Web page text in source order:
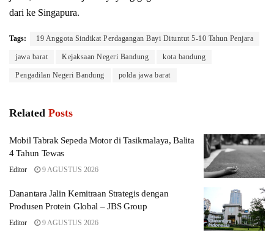
dari ke Singapura.
Tags: 19 Anggota Sindikat Perdagangan Bayi Dituntut 5-10 Tahun Penjara
jawa barat Kejaksaan Negeri Bandung kota bandung
Pengadilan Negeri Bandung polda jawa barat
Related Posts
Mobil Tabrak Sepeda Motor di Tasikmalaya, Balita
4 Tahun Tewas
Editor 9 AGUSTUS 2026
Danantara Jalin Kemitraan Strategis dengan
Produsen Protein Global – JBS Group
Editor 9 AGUSTUS 2026